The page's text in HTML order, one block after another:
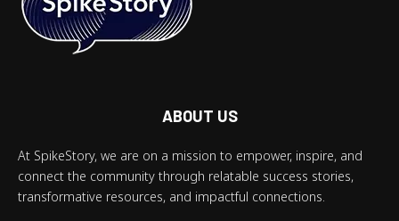
ABOUT US
At SpikeStory, we are on a mission to empower, inspire, and
connect the community through relatable success stories,
transformative resources, and impactful connections.